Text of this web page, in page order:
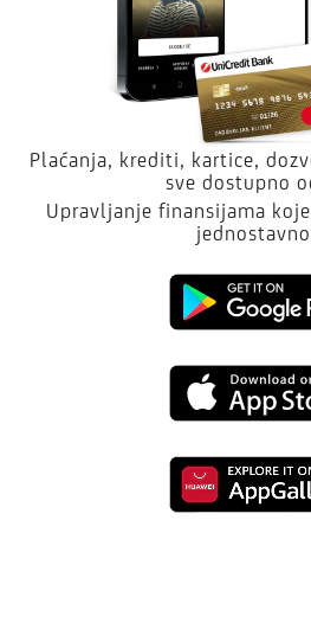
Plaćanja, krediti, kartice,
sve dostupno
Upravljanje finansijama